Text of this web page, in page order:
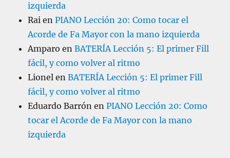
izquierda
Rai enPIANO Lección 20: Como tocar el
Acorde de Fa Mayor con la mano izquierda
Amparo enBATERÍA Lección 5: El primer Fill
fácil, y como volver al ritmo
Lionel enBATERÍA Lección 5: El primer Fill
fácil, y como volver al ritmo
Eduardo Barrón enPIANO Lección 20: Como
tocar el Acorde de Fa Mayor con la mano
izquierda